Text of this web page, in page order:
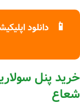
📱
دانلود
شعاع